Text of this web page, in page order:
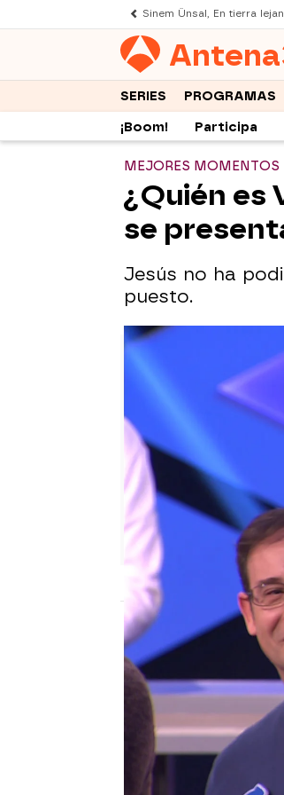
Sinem Ünsal, En tierra
Antena
SERIES PROGRAMAS
¡Boom! Participa
MEJORES MOMENTOS
¿Quién es
se
Jesús no ha
puesto.
antena3.com
Madrid
Publicado: 19 de abril
Jesús no
hoy
dado
pero